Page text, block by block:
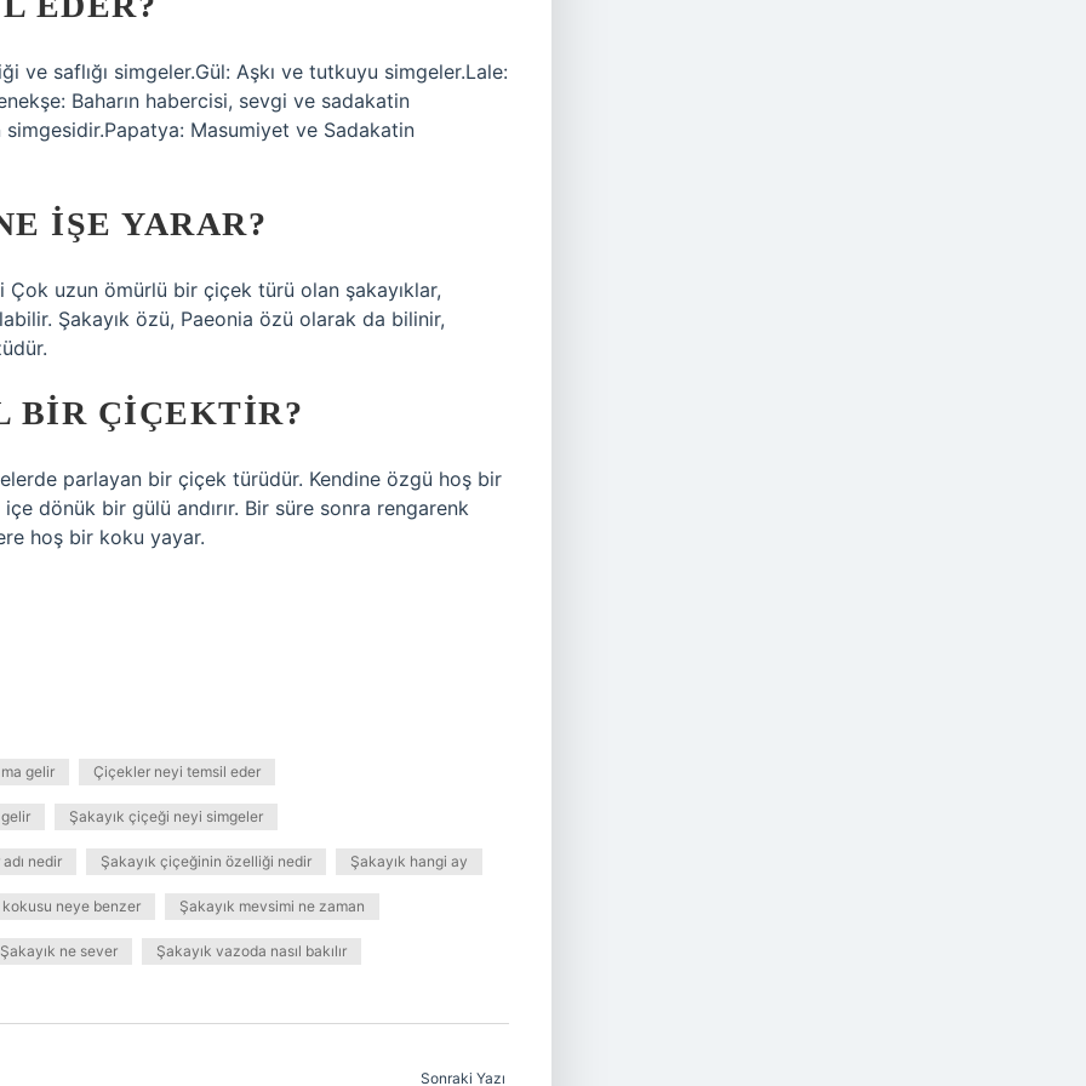
ve saflığı simgeler.Gül: Aşkı ve tutkuyu simgeler.Lale:
Baharın habercisi, sevgi ve sadakatin
Masumiyet ve Sadakatin
IŞE YARAR?
uzun ömürlü bir çiçek türü olan şakayıklar,
Şakayık özü, Paeonia özü olarak da bilinir,
BIR ÇIÇEKTIR?
parlayan bir çiçek türüdür. Kendine özgü hoş bir
dönük bir gülü andırır. Bir süre sonra rengarenk
hoş bir koku yayar.
gelir Çiçekler neyi temsil eder
Şakayık çiçeği neyi simgeler
nedir Şakayık çiçeğinin özelliği nedir Şakayık hangi ay
kokusu neye benzer Şakayık mevsimi ne zaman
Şakayık ne sever Şakayık vazoda nasıl bakılır
Sonraki Yazı